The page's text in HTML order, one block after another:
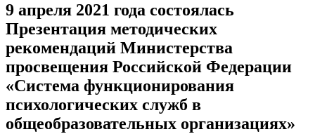
9 апреля 2021 года состоялась
Презентация методических
рекомендаций Министерства
просвещения Российской Федерации
«Система функционирования
психологических служб в
общеобразовательных организациях»